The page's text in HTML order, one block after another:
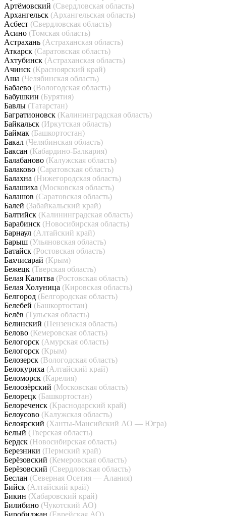
Артёмовский (Свердловская область)
Архангельск (Архангельская область)
Асбест (Свердловская область)
Асино (Томская область)
Астрахань (Астраханская область)
Аткарск (Саратовская область)
Ахтубинск (Астраханская область)
Ачинск (Красноярский край)
Аша (Челябинская область)
Бабаево (Вологодская область)
Бабушкин (Бурятия)
Бавлы (Татарстан)
Багратионовск (Калининградская область)
Байкальск (Иркутская область)
Баймак (Башкортостан)
Бакал (Челябинская область)
Баксан (Кабардино-Балкария)
Балабаново (Калужская область)
Балаково (Саратовская область)
Балахна (Нижегородская область)
Балашиха (Московская область)
Балашов (Саратовская область)
Балей (Забайкальский край)
Балтийск (Калининградская область)
Барабинск (Новосибирская область)
Барнаул (Алтайский край)
Барыш (Ульяновская область)
Батайск (Ростовская область)
Бахчисарай (Крым)
Бежецк (Тверская область)
Белая Калитва (Ростовская область)
Белая Холуница (Кировская область)
Белгород (Белгородская область)
Белебей (Башкортостан)
Белёв (Тульская область)
Белинский (Пензенская область)
Белово (Кемеровская область)
Белогорск (Амурская область)
Белогорск (Крым)
Белозерск (Вологодская область)
Белокуриха (Алтайский край)
Беломорск (Карелия)
Белоозёрский (Московская область)
Белорецк (Башкортостан)
Белореченск (Краснодарский край)
Белоусово (Калужская область)
Белоярский (Ханты-Мансийский АО — Югра)
Белый (Тверская область)
Бердск (Новосибирская область)
Березники (Пермский край)
Берёзовский (Кемеровская область)
Берёзовский (Свердловская область)
Беслан (Северная Осетия — Алания)
Бийск (Алтайский край)
Бикин (Хабаровский край)
Билибино (Чукотский АО)